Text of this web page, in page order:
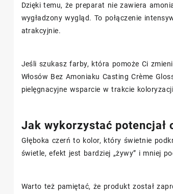
Dzięki temu, że preparat nie zawiera
wygładzony wygląd. To połączenie
atrakcyjnie.
Jeśli szukasz farby, która pomoże Ci
Włosów Bez Amoniaku Casting Crème
pielęgnacyjne wsparcie w trakcie
Jak wykorzystać potencjał
Głęboka czerń to kolor, który świetnie
świetle, efekt jest bardziej „żywy” i mniej
Warto też pamiętać, że produkt został